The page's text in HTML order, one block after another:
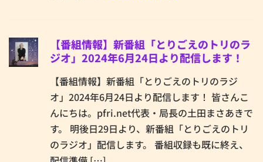
【番組情報】新番組「とりごえのトリのラ
ジオ」2024年6月24日より配信します！
【番組情報】新番組「とりごえのトリのラジ
オ」2024年6月24日より配信します！ 皆さんこ
んにちは。pfri.net代表・局長の土田まさあきで
す。 明後日29日より、新番組「とりごえのトリ
のラジオ」配信します。 番組収録も既に終え、